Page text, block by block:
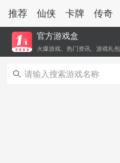
推荐 仙侠 卡牌 传奇
官方游戏盒
火爆游戏、热门资讯、游戏礼包